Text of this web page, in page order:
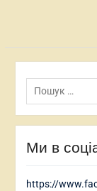
Пошук:
Ми в
https://